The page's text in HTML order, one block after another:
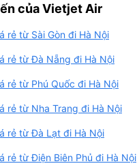
của Vietjet Air
rẻ từ Sài Gòn đi Hà Nội
rẻ từ Đà Nẵng đi Hà Nội
rẻ từ Phú Quốc đi Hà Nội
rẻ từ Nha Trang đi Hà Nội
rẻ từ Đà Lạt đi Hà Nội
rẻ từ Điện Biên Phủ đi Hà Nội